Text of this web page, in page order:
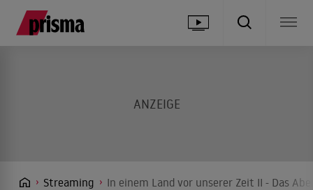
Streaming In einem Land vor unserer Zeit II - Das